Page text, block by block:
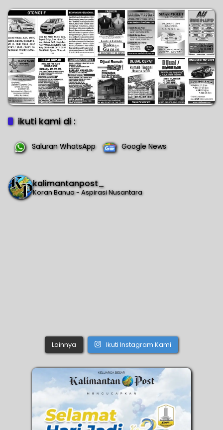
ikuti kami di :
Saluran WhatsApp Google News
kalimantanpost_
Koran Banua - Aspirasi Nusantara
Lainnya Ikuti Instagram Kami